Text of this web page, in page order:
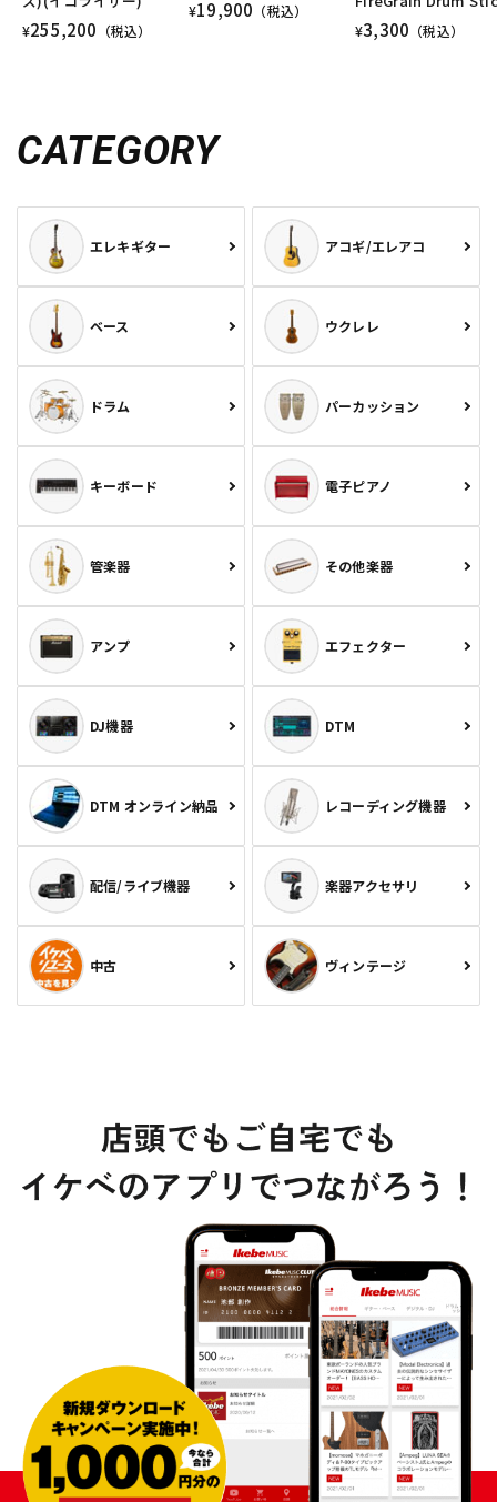
¥255,200 （税込）
¥19,900 （税込）
¥3,300 （税込）
CATEGORY
エレキギター アコギ/エレアコ
ベース ウクレレ
ドラム パーカッション
キーボード 電子ピアノ
管楽器 その他楽器
アンプ エフェクター
DJ機器 DTM
DTM オンライン納品 レコーディング機器
配信/ライブ機器 楽器アクセサリ
中古 ヴィンテージ